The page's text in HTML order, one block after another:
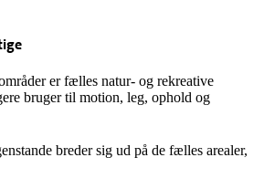
er fælles natur- og rekreative
bruger til motion, leg, ophold og
breder sig ud på de fælles arealer,